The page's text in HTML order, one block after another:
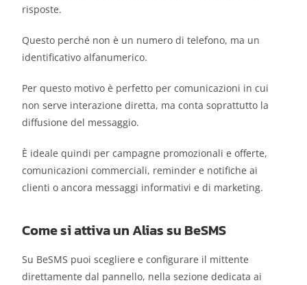
risposte.
Questo perché non è un numero di telefono, ma un
identificativo alfanumerico.
Per questo motivo è perfetto per comunicazioni in cui
non serve interazione diretta, ma conta soprattutto la
diffusione del messaggio.
È ideale quindi per campagne promozionali e offerte,
comunicazioni commerciali, reminder e notifiche ai
clienti o ancora messaggi informativi e di marketing.
Come si attiva un Alias su BeSMS
Su BeSMS puoi scegliere e configurare il mittente
direttamente dal pannello, nella sezione dedicata ai